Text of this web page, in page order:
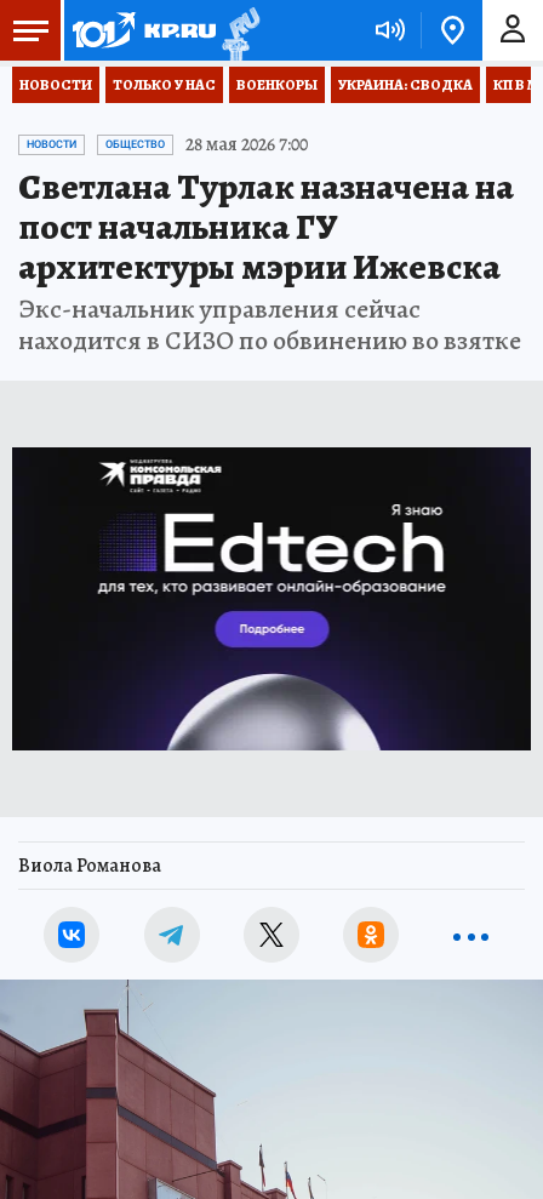
НОВОСТИ ТОЛЬКО У НАС ВОЕНКОРЫ УКРАИНА: СВОДКА КП В
НОВОСТИ ОБЩЕСТВО 28 мая 2026 7:00
Светлана Турлак назначена на
пост начальника ГУ
архитектуры мэрии Ижевска
Экс-начальник управления сейчас
находится в СИЗО по обвинению во взятке
Виола Романова